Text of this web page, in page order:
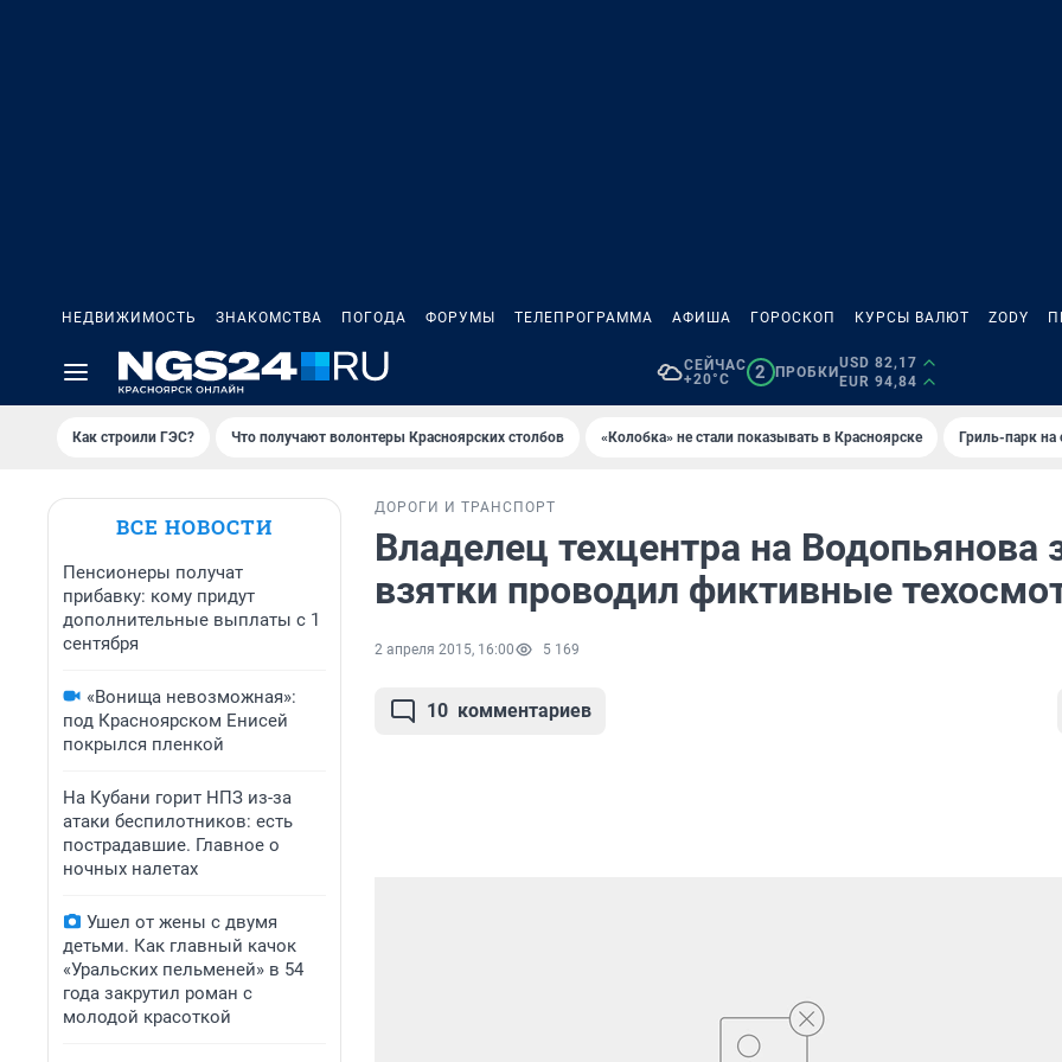
НЕДВИЖИМОСТЬ ЗНАКОМСТВА ПОГОДА ФОРУМЫ ТЕЛЕПРОГРАММА АФИША ГОРОСКОП КУРСЫ ВАЛЮТ ZODY
СЕЙЧАС
+20°C
2 ПРОБКИ
USD 82,17
EUR 94,84
Как строили ГЭС? Что получают волонтеры Красноярских столбов «Колобка» не стали показывать в Красноярске Гриль-парк на
ВСЕ НОВОСТИ
Пенсионеры получат
прибавку: кому придут
дополнительные выплаты с 1
сентября
«Вонища невозможная»:
под Красноярском Енисей
покрылся пленкой
На Кубани горит НПЗ из-за
атаки беспилотников: есть
пострадавшие. Главное о
ночных налетах
Ушел от жены с двумя
детьми. Как главный качок
«Уральских пельменей» в 54
года закрутил роман с
молодой красоткой
ДОРОГИ И ТРАНСПОРТ
Владелец техцентра на Водопьянова
взятки проводил фиктивные
2 апреля 2015, 16:00 5 169
10 комментариев